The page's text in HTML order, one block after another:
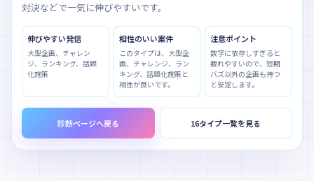
対決などで一気に伸びやすいです。
伸びやすい発信
大型企画、チャレン
ジ、ランキング、話題
化施策
相性のいい案件
このタイプは、大型企
画、チャレンジ、ラン
キング、話題化施策と
相性が良いです。
注意ポイント
数字に依存しすぎると
疲れやすいので、短期
バズ以外の企画も持つ
と安定します。
診断ページへ戻る 16タイプ一覧を見る